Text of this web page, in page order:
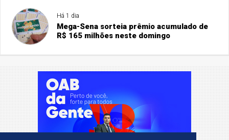
Há 1 dia
Mega-Sena sorteia prêmio acumulado de
R$ 165 milhões neste domingo